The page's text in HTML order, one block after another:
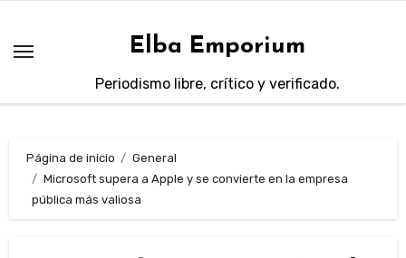
contenido
Elba Emporium
Periodismo libre, crítico y verificado.
Página de inicio
General
Microsoft supera a Apple y se convierte en la empresa
pública más valiosa